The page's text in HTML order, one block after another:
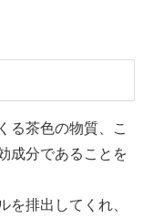
る茶色の物質、こ
成分であることを
を排出してくれ、